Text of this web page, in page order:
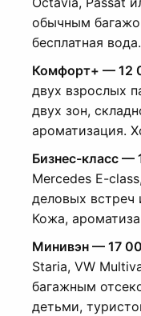
обычным
бесплатная вода.
Комфорт+ — 12
двух взрослых
двух зон,
ароматизация.
Бизнес-класс —
Mercedes E-
деловых встреч
Кожа,
Минивэн — 17
Staria, VW
багажным
детьми,